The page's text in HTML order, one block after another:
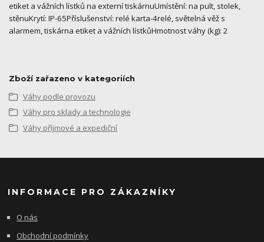
etiket a vážních lístků na externí tiskárnuUmístění: na pult, stolek,
stěnuKrytí: IP-65Příslušenství: relé karta-4relé, světelná věž s
alarmem, tiskárna etiket a vážních lístkůHmotnost váhy (kg): 2
Zboží zařazeno v kategoriích
Váhy podle provozu
Váhy pro sklady a technologie
Váhy příjmové a expediční
INFORMACE PRO ZÁKAZNÍKY
O nás
Obchodní podmínky